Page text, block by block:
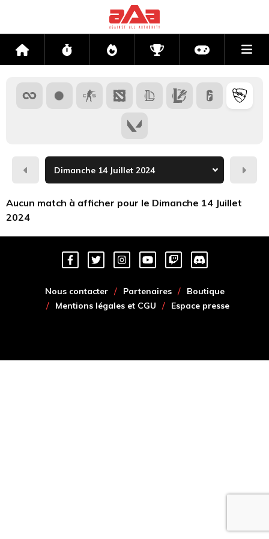
Accueil Flux Directs CompétitionsActu jeux
Hier
Aucun match à afficher pour le Dimanche 14 Juillet
2024
Nous contacter Partenaires
Boutique
Mentions légales et CGU
Espace presse